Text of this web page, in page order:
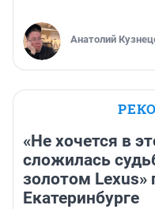
Анатолий
«Не хочется в
сложилась
золотом Lexus»
Екатеринбурге